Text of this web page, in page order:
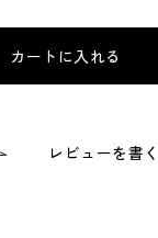
カートに入れる
レビューを書く